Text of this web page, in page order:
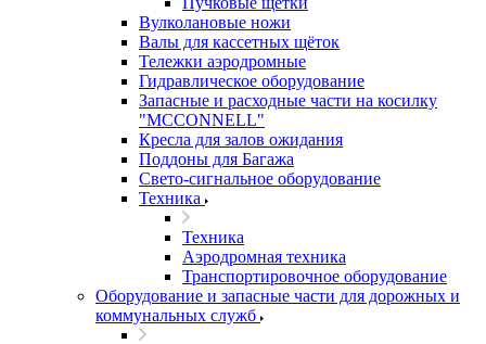
Вулколановые ножи
Валы для кассетных щёток
Тележки аэродромные
Гидравлическое оборудование
Запасные и расходные части на косилку
"MCCONNELL"
Кресла для залов ожидания
Поддоны для Багажа
Свето-сигнальное оборудование
Техника
Техника
Аэродромная техника
Транспортировочное оборудование
Оборудование и запасные части для дорожных и
коммунальных служб